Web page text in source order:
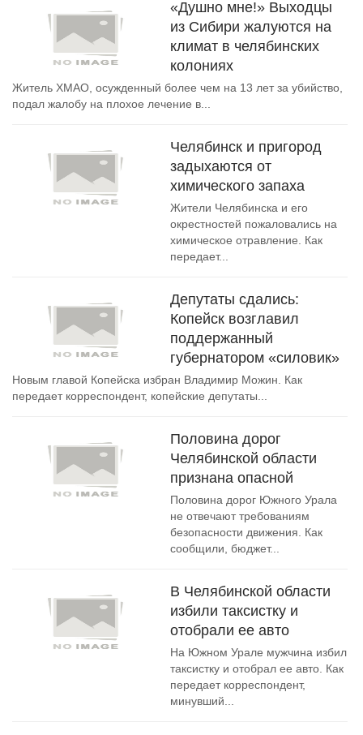
«Душно мне!» Выходцы
из Сибири жалуются на
климат в челябинских
колониях
Житель ХМАО, осужденный более чем на 13 лет за убийство,
подал жалобу на плохое лечение в...
Челябинск и пригород
задыхаются от
химического запаха
Жители Челябинска и его
окрестностей пожаловались на
химическое отравление. Как
передает...
Депутаты сдались:
Копейск возглавил
поддержанный
губернатором «силовик»
Новым главой Копейска избран Владимир Можин. Как
передает корреспондент, копейские депутаты...
Половина дорог
Челябинской области
признана опасной
Половина дорог Южного Урала
не отвечают требованиям
безопасности движения. Как
сообщили, бюджет...
В Челябинской области
избили таксистку и
отобрали ее авто
На Южном Урале мужчина избил
таксистку и отобрал ее авто. Как
передает корреспондент,
минувший...